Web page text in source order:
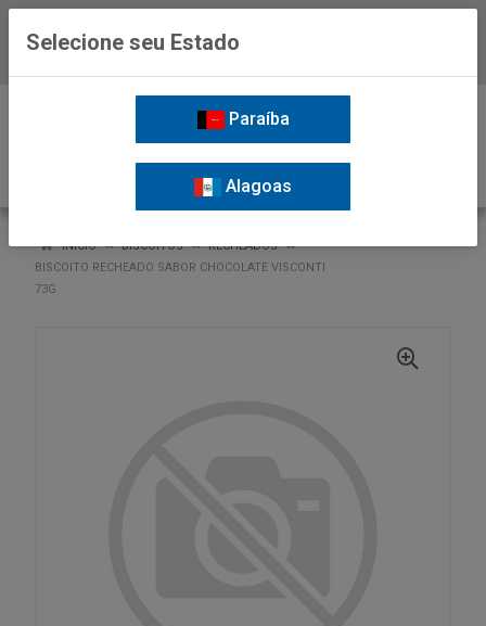
INÍCIO BISCOITOS
RECHEADOS
BISCOITO RECHEADO SABOR CHOCOLATE VISCONTI
73G
Selecione seu Estado
Paraíba
Alagoas